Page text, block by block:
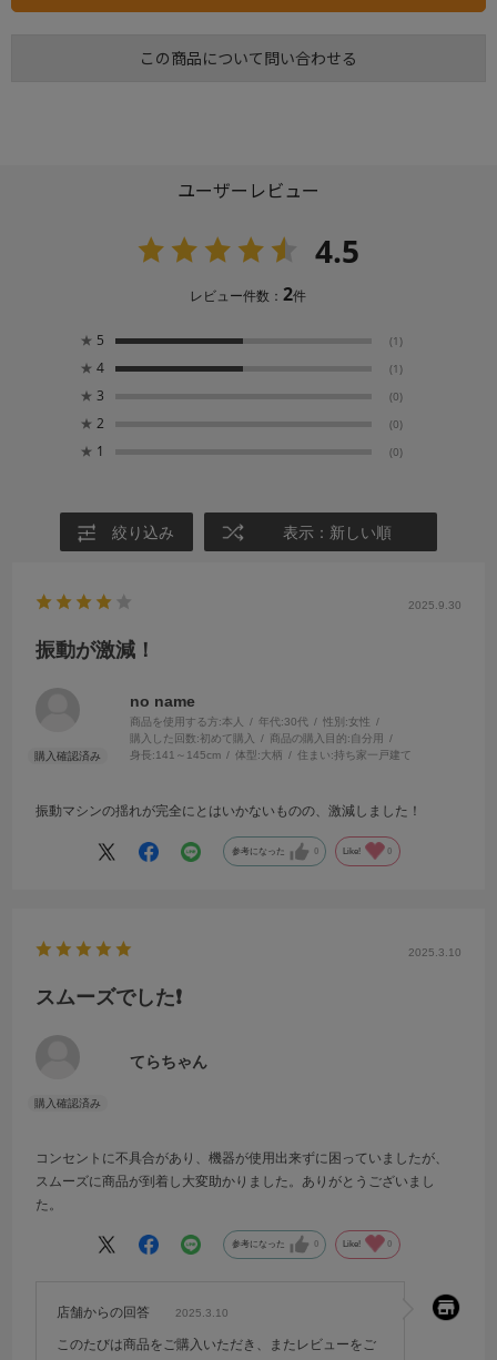
この商品について問い合わせる
ユーザーレビュー
4.5
レビュー件数：2件
★ 5 (1)
★ 4 (1)
★ 3 (0)
★ 2 (0)
★ 1 (0)
絞り込み 表示：新しい順
2025.9.30
振動が激減！
no name
商品を使用する方:本人 年代:30代 性別:女性
購入した回数:初めて購入 商品の購入目的:自分用
身長:141～145cm 体型:大柄 住まい:持ち家一戸建て
振動マシンの揺れが完全にとはいかないものの、激減しました！
参考になった 0 Like! 0
2025.3.10
スムーズでした❗️
てらちゃん
コンセントに不具合があり、機器が使用出来ずに困っていましたが、
スムーズに商品が到着し大変助かりました。ありがとうございまし
た。
参考になった 0 Like! 0
店舗からの回答 2025.3.10
このたびは商品をご購入いただき、またレビューをご